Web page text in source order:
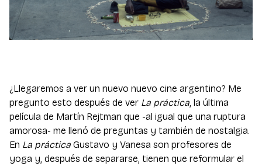
¿Llegaremos a ver un nuevo nuevo cine argentino? Me
pregunto esto después de ver La práctica , la última
película de Martín Rejtman que -al igual que una ruptura
amorosa- me llenó de preguntas y también de nostalgia.
En La práctica Gustavo y Vanesa son profesores de
yoga y, después de separarse, tienen que reformular el